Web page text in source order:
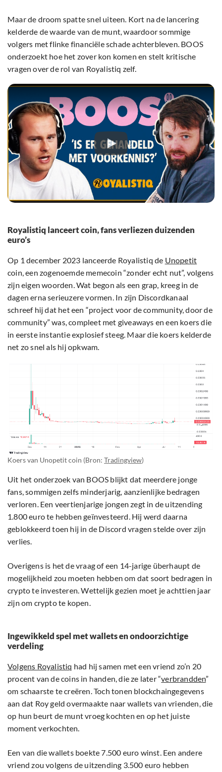
Maar de droom spatte snel uiteen. Kort na de lancering
kelderde de waarde van de munt, waardoor sommige
volgers met flinke financiële schade achterbleven. BOOS
onderzoekt hoe het zover kon komen en stelt kritische
vragen over de rol van Royalistiq zelf.
Royalistiq lanceert coin, fans verliezen duizenden
euro’s
Op 1 december 2023 lanceerde Royalistiq de Unopetit
coin, een zogenoemde memecoin “zonder echt nut”, volgens
zijn eigen woorden. Wat begon als een grap, kreeg in de
dagen erna serieuzere vormen. In zijn Discordkanaal
schreef hij dat het een “project voor de community, door de
community” was, compleet met giveaways en een koers die
in eerste instantie explosief steeg. Maar die koers kelderde
net zo snel als hij opkwam.
Koers van Unopetit coin (Bron: Tradingview)
Uit het onderzoek van BOOS blijkt dat meerdere jonge
fans, sommigen zelfs minderjarig, aanzienlijke bedragen
verloren. Een veertienjarige jongen zegt in de uitzending
1.800 euro te hebben geïnvesteerd. Hij werd daarna
geblokkeerd toen hij in de Discord vragen stelde over zijn
verlies.
Overigens is het de vraag of een 14-jarige überhaupt de
mogelijkheid zou moeten hebben om dat soort bedragen in
crypto te investeren. Wettelijk gezien moet je achttien jaar
zijn om crypto te kopen.
Ingewikkeld spel met wallets en ondoorzichtige
verdeling
Volgens Royalistiq had hij samen met een vriend zo’n 20
procent van de coins in handen, die ze later “verbrandden”
om schaarste te creëren. Toch tonen blockchaingegevens
aan dat Roy geld overmaakte naar wallets van vrienden, die
op hun beurt de munt vroeg kochten en op het juiste
moment verkochten.
Een van die wallets boekte 7.500 euro winst. Een andere
vriend zou volgens de uitzending 3.500 euro hebben